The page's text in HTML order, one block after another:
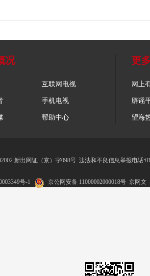
况
互联网电视
手机电视
帮助中心
更
网上
辟谣
望海
新出网证（京）字098号 违法和不良信息举报电话
号-1 京公网安备 11000002000018号 京网文